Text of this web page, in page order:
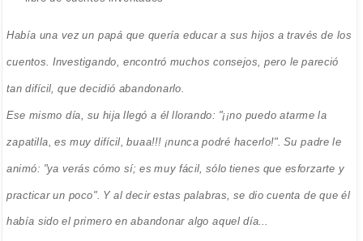
Había una vez un papá que quería educar a sus hijos a través de los
cuentos. Investigando, encontró muchos consejos, pero le pareció
tan difícil, que decidió abandonarlo.
Ese mismo día, su hija llegó a él llorando: "¡¡no puedo atarme la
zapatilla, es muy difícil, buaa!!! ¡nunca podré hacerlo!". Su padre le
animó: "ya verás cómo sí; es muy fácil, sólo tienes que esforzarte y
practicar un poco". Y al decir estas palabras, se dio cuenta de que él
había sido el primero en abandonar algo aquel día...